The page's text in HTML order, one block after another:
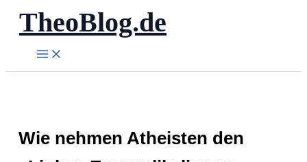
Zum
Inhalt
springen
TheoBlog.de
Wie nehmen Atheisten den